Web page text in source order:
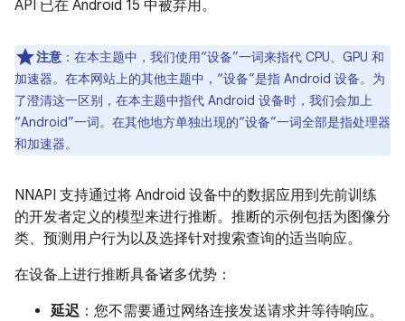
API 已在 Android 15 中被弃用。
注意 ：在本主题中，我们使用“设备”一词来指代 CPU、GPU 和
加速器。在本网站上的其他主题中，“设备”是指 Android 设备。为
了澄清这一区别，在本主题中指代 Android 设备时，我们会加上
“Android”一词。在其他地方单独出现的“设备”一词全部是指处理器
和加速器。
NNAPI 支持通过将 Android 设备中的数据应用到先前训练
的开发者定义的模型来进行推断。推断的示例包括为图像分
类、预测用户行为以及选择针对搜索查询的适当响应。
在设备上进行推断具备诸多优势：
延迟 ：您不需要通过网络连接发送请求并等待响应。